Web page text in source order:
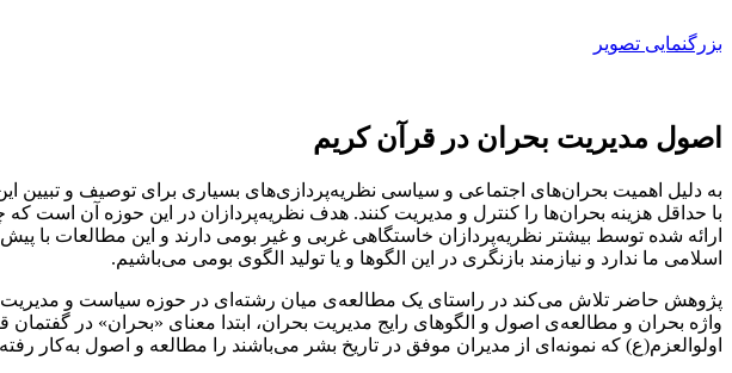
بزرگنمایی تصویر
اصول مدیریت بحران در قرآن کریم
به دلیل اهمیت بحران‌های اجتماعی و سیاسی نظریه‌پردازی‌های بسیاری برای توصیف و
با حداقل هزینه بحران‌ها را کنترل و مدیریت کنند. هدف نظریه‌پردازان در این حوزه آن
ارائه شده توسط بیشتر نظریه‌پردازان خاستگاهی غربی و غیر بومی دارند و این مطالعات
اسلامی ما ندارد و نیازمند بازنگری در این الگوها و یا تولید الگوی بومی می‌باشیم.
پژوهش حاضر تلاش می‌کند در راستای یک مطالعه‌ی میان رشته‌ای در حوزه سیاست و
واژه بحران و مطالعه‌ی اصول و الگوهای رایج مدیریت بحران، ابتدا معنای «بحران» در
اولوالعزم(ع) که نمونه‌ای از مدیران موفق در تاریخ بشر می‌باشند را مطالعه و اصول به‌کار